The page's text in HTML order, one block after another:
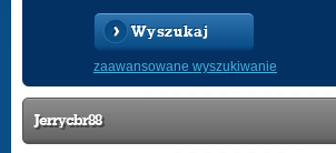
Wyszukaj
zaawansowane wyszukiwanie
Jerrycbr88